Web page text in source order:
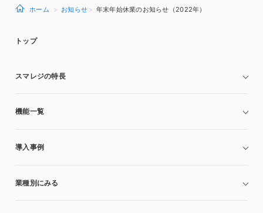
ホーム お知らせ 年末年始休業のお知らせ（2022年）
トップ
スマレジの特長
機能一覧
導入事例
業種別にみる